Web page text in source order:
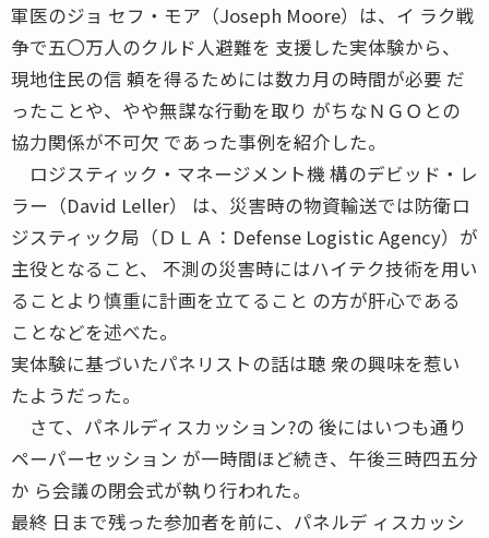
軍医のジョ セフ・モア（Joseph Moore）は、イ ラク戦
争で五〇万人のクルド人避難を 支援した実体験から、
現地住民の信 頼を得るためには数カ月の時間が必要 だ
ったことや、やや無謀な行動を取り がちなＮＧＯとの
協力関係が不可欠 であった事例を紹介した。
ロジスティック・マネージメント機 構のデビッド・レ
ラー（David Leller） は、災害時の物資輸送では防衛ロ
ジスティック局（ＤＬＡ：Defense Logistic Agency）が
主役となること、 不測の災害時にはハイテク技術を用い
ることより慎重に計画を立てること の方が肝心である
ことなどを述べた。
実体験に基づいたパネリストの話は聴 衆の興味を惹い
たようだった。
さて、パネルディスカッション?の 後にはいつも通り
ペーパーセッション が一時間ほど続き、午後三時四五分
か ら会議の閉会式が執り行われた。
最終 日まで残った参加者を前に、パネルデ ィスカッシ